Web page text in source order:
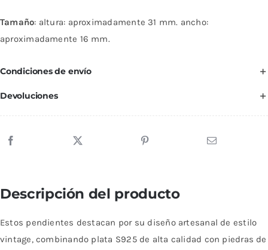
cúbica
vintage
Tamaño: altura: aproximadamente 31 mm. ancho:
aproximadamente 16 mm.
Condiciones de envío
Devoluciones
Descripción del producto
Estos pendientes destacan por su diseño artesanal de estilo
vintage, combinando plata S925 de alta calidad con piedras de